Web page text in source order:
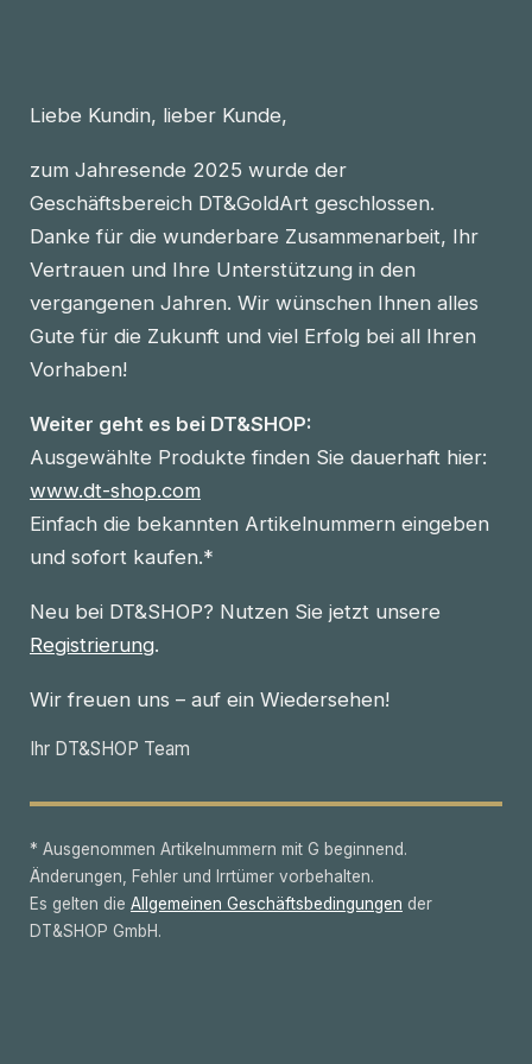
Liebe Kundin, lieber Kunde,
zum Jahresende 2025 wurde der
Geschäftsbereich DT&GoldArt geschlossen.
Danke für die wunderbare Zusammenarbeit, Ihr
Vertrauen und Ihre Unterstützung in den
vergangenen Jahren. Wir wünschen Ihnen alles
Gute für die Zukunft und viel Erfolg bei all Ihren
Vorhaben!
Weiter geht es bei DT&SHOP:
Ausgewählte Produkte finden Sie dauerhaft hier:
www.dt-shop.com
Einfach die bekannten Artikelnummern eingeben
und sofort kaufen.*
Neu bei DT&SHOP? Nutzen Sie jetzt unsere
Registrierung.
Wir freuen uns – auf ein Wiedersehen!
Ihr DT&SHOP Team
* Ausgenommen Artikelnummern mit G beginnend.
Änderungen, Fehler und Irrtümer vorbehalten.
Es gelten die Allgemeinen Geschäftsbedingungen der
DT&SHOP GmbH.